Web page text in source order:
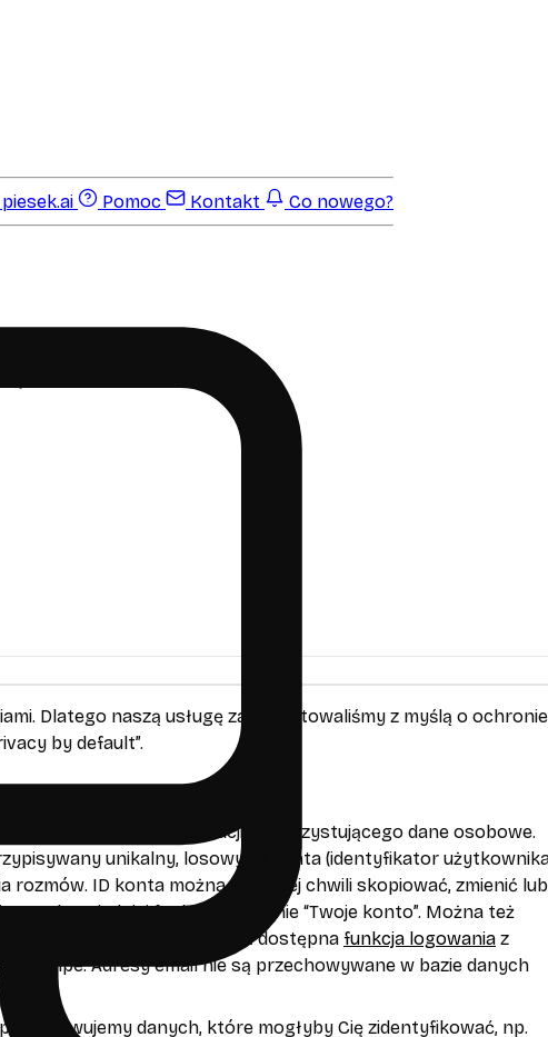
piesek.ai Pomoc Kontakt Co nowego?
Dlatego naszą usługę zaprojektowaliśmy z myślą o ochronie
by default”.
logowania i rejestracji wykorzystującego dane osobowe.
unikalny, losowy ID konta (identyfikator
ID konta można w każdej chwili skopiować, zmienić lub
z odpowiedniej funkcji na stronie “Twoje konto”. Można też
na stronie płatności jest dostępna funkcja logowania z
Stripe. Adresy email nie są przechowywane w bazie danych
danych, które mogłyby Cię zidentyfikować, np.